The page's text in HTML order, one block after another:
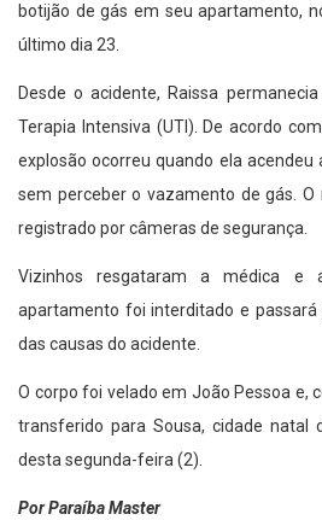
botijão de gás em seu apartamento,
último dia 23.
Desde o acidente, Raissa
Terapia Intensiva (UTI). De acordo
explosão ocorreu quando ela acendeu
sem perceber o vazamento de gás.
registrado por câmeras de segurança.
Vizinhos resgataram a médica e
apartamento foi interditado e passará
das causas do acidente.
O corpo foi velado em João Pessoa e,
transferido para Sousa, cidade natal
desta segunda-feira (2).
Por Paraíba Master